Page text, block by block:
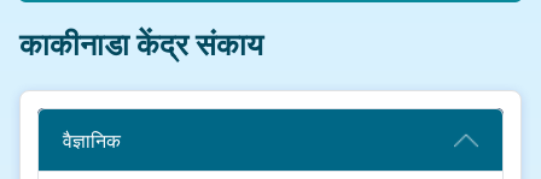
काकीनाडा केंद्र संकाय
वैज्ञानिक